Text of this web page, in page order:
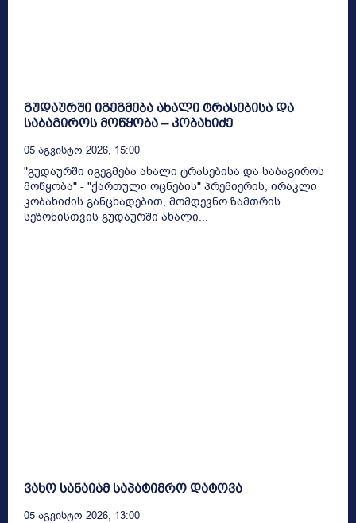
გუდაურში იგეგმება ახალი ტრასებისა და
საბაგიროს მოწყობა – კობახიძე
05 Აგვისტო 2026, 15:00
"გუდაურში იგეგმება ახალი ტრასებისა და საბაგიროს
მოწყობა" - "ქართული ოცნების" პრემიერის, ირაკლი
კობახიძის განცხადებით, მომდევნო ზამთრის
სეზონისთვის გუდაურში ახალი...
ვახო სანაიამ საპატიმრო დატოვა
05 Აგვისტო 2026, 13:00